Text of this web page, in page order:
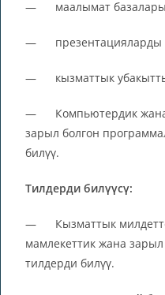
— маалымат базалары
— презентацияларды
— кызматтык убакытты
— Компьютердик жана
зарыл болгон
билүү.
Тилдерди билүүсү:
— Кызматтык
мамлекеттик жана
тилдерди билүү.